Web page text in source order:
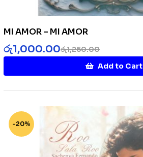
MI AMOR – MI AMOR
රු1,250.00
රු1,000.00
Add to Cart
-20%